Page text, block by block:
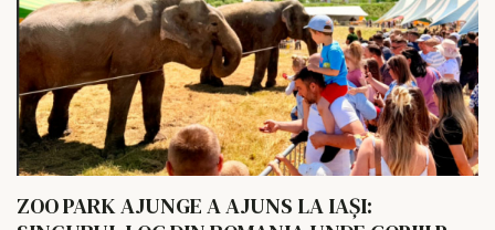
ZOO PARK AJUNGE A AJUNS LA IAȘI: